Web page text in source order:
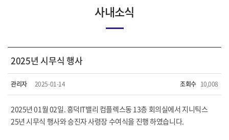
사내소식
2025년 시무식 행사
관리자 2025-01-14 조회수 10,008
2025년 01월 02일. 흥덕IT밸리 컴플렉스동 13층 회의실에서 지니틱스
25년 시무식 행사와 승진자 사령장 수여식을 진행 하였습니다.